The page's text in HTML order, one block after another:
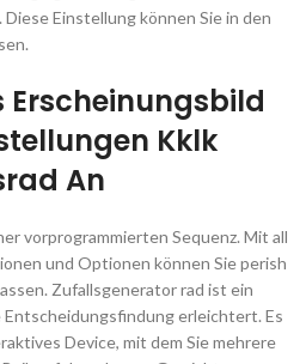
Einstellung können Sie in den
Erscheinungsbild
Kklk
An
vorprogrammierten Sequenz. Mit all
und Optionen können Sie perish
Zufallsgenerator rad ist ein
erleichtert. Es
Device, mit dem Sie mehrere